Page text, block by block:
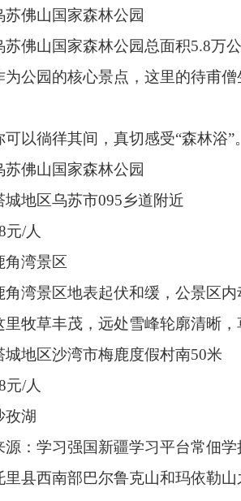
地区乌苏市095乡道附近
湾景区地表起伏和缓，公景区内动植物
草丰茂，远处雪峰轮廓清晰，草原、森
地区沙湾市梅鹿度假村南50米
/ 人
县西南部巴尔鲁克山和玛依勒山之间，有
湖似一条淡蓝色的绸带，柔美秀丽，牛
，用自然与烟火，静静等待每一位愿意慢